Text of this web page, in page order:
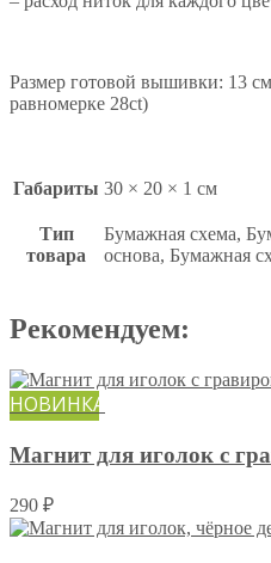
Размер готовой вышивки: 13
равномерке 28ct)
Габариты 30 × 20 × 1 см
Тип
товара
Бумажная схема,
основа, Бумажная
Рекомендуем:
НОВИНКА
Магнит для иголок с
290 ₽